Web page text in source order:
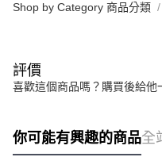
Shop by Category 商品分類
評價
喜歡這個商品嗎？購買後給他
你可能有興趣的商品全